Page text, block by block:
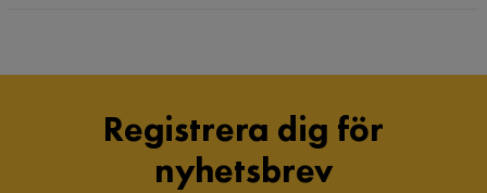
Registrera dig för
nyhetsbrev